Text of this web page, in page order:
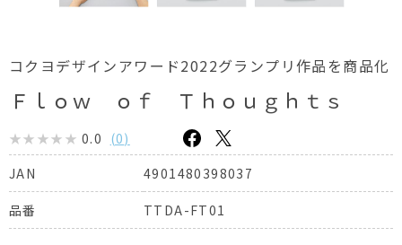
コクヨデザインアワード2022グランプリ作品を商品化
Ｆｌｏｗ ｏｆ Ｔｈｏｕｇｈｔｓ
0.0 (0)
JAN
4901480398037
品番 TTDA-FT01